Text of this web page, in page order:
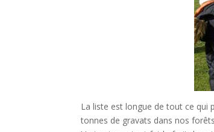
La liste est longue de tout ce qui
tonnes de gravats dans nos